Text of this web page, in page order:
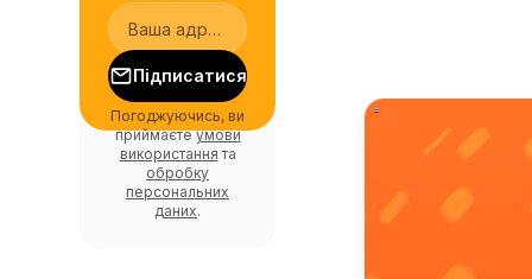
Підписатися
Погоджуючись, ви
приймаєтеумови
використання та
обробку
персональних
даних.